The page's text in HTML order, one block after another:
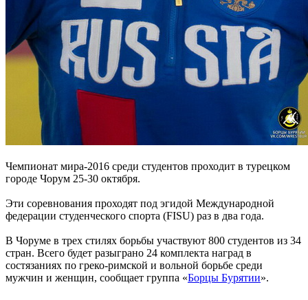
Чемпионат мира-2016 среди студентов проходит в турецком
городе Чорум 25-30 октября.
Эти соревнования проходят под эгидой Международной
федерации студенческого спорта (FISU) раз в два года.
В Чоруме в трех стилях борьбы участвуют 800 студентов из 34
стран. Всего будет разыграно 24 комплекта наград в
состязаниях по греко-римской и вольной борьбе среди
мужчин и женщин, сообщает группа «Борцы Бурятии».